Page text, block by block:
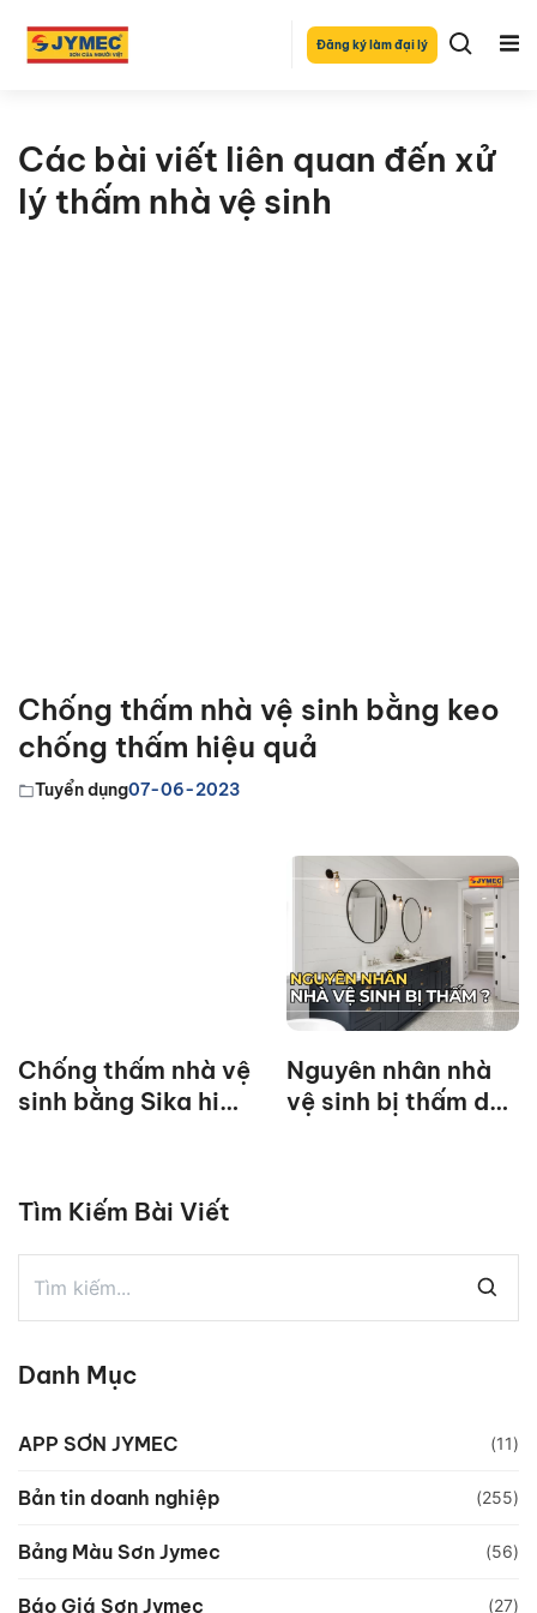
Đăng ký làm đại lý
Các bài viết liên quan đến xử
lý thấm nhà vệ sinh
Chống thấm nhà vệ sinh bằng keo
chống thấm hiệu quả
Tuyển dụng07-06-2023
Chống thấm nhà vệ
sinh bằng Sika hiệu
Nguyên nhân nhà
vệ sinh bị thấm do
Tìm Kiếm Bài Viết
Danh Mục
APP SƠN JYMEC (11)
Bản tin doanh nghiệp (255)
Bảng Màu Sơn Jymec (56)
Báo Giá Sơn Jymec (27)